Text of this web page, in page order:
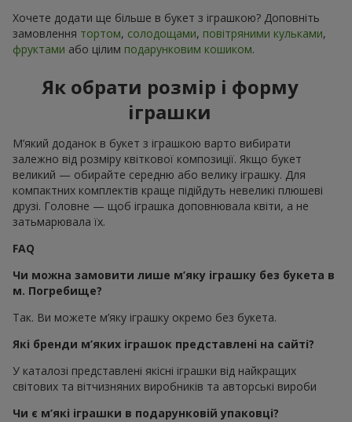
Хочете додати ще більше в букет з іграшкою? Доповніть
замовлення тортом, солодощами, повітряними кульками,
фруктами або цілим подарунковим кошиком.
Як обрати розмір і форму
іграшки
М’який доданок в букет з іграшкою варто вибирати
залежно від розміру квіткової композиції. Якщо букет
великий — обирайте середню або велику іграшку. Для
компактних комплектів краще підійдуть невеликі плюшеві
друзі. Головне — щоб іграшка доповнювала квіти, а не
затьмарювала їх.
FAQ
Чи можна замовити лише м’яку іграшку без букета в
м. Погребище?
Так. Ви можете м’яку іграшку окремо без букета.
Які бренди м’яких іграшок представлені на сайті?
У каталозі представлені якісні іграшки від найкращих
світових та вітчизняних виробників та авторські вироби
Чи є м’які іграшки в подарунковій упаковці?